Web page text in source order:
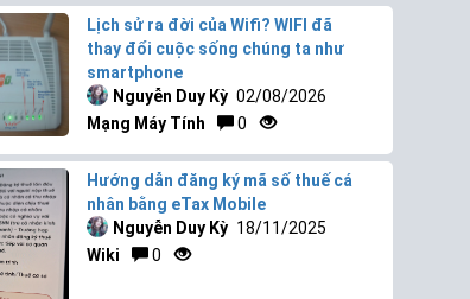
Lịch sử ra đời của Wifi? WIFI đã
thay đổi cuộc sống chúng ta như
smartphone
Nguyễn Duy Kỳ 02/08/2026
Mạng Máy Tính
0
Hướng dẫn đăng ký mã số thuế cá
nhân bằng eTax Mobile
Nguyễn Duy Kỳ 18/11/2025
Wiki
0